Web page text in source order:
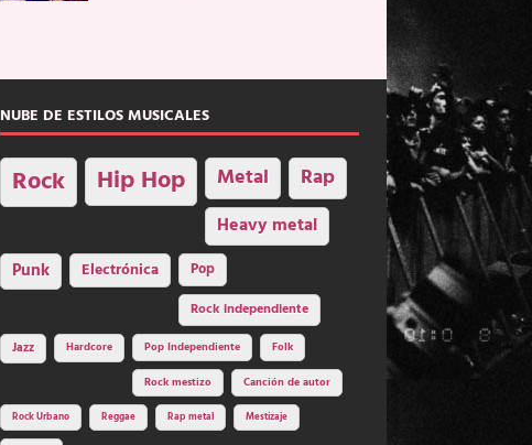
NUBE DE ESTILOS MUSICALES
Rock Hip Hop Metal Rap
Heavy metal
Punk Electrónica
Pop
Rock independiente
Jazz Hardcore Pop Independiente Folk
Rock mestizo Canción de autor
Rock Urbano Reggae Rap metal Mestizaje